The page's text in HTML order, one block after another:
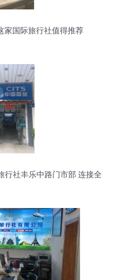
家国际旅行社值得推荐
行社丰乐中路门市部 连接全